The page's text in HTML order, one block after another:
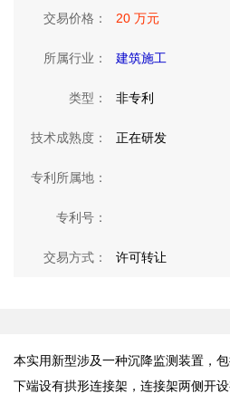
交易价格： 20 万元
所属行业： 建筑施工
类型： 非专利
技术成熟度： 正在研发
专利所属地：
专利号：
交易方式： 许可转让
本实用新型涉及一种沉降监测装置，
下端设有拱形连接架，连接架两侧开